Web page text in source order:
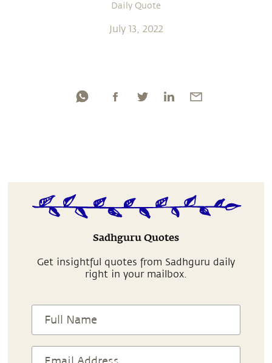
Daily Quote
July 13, 2022
Sadhguru Quotes
Get insightful quotes from Sadhguru daily
right in your mailbox.